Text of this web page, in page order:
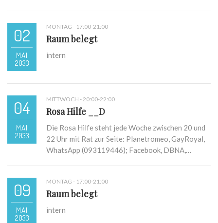
02
MAI
2033
MONTAG - 17:00-21:00
Raum belegt
intern
04
MAI
2033
MITTWOCH - 20:00-22:00
Rosa Hilfe __D
Die Rosa Hilfe steht jede Woche zwischen 20 und
22 Uhr mit Rat zur Seite: Planetromeo, GayRoyal,
WhatsApp (093119446); Facebook, DBNA,…
09
MAI
2033
MONTAG - 17:00-21:00
Raum belegt
intern